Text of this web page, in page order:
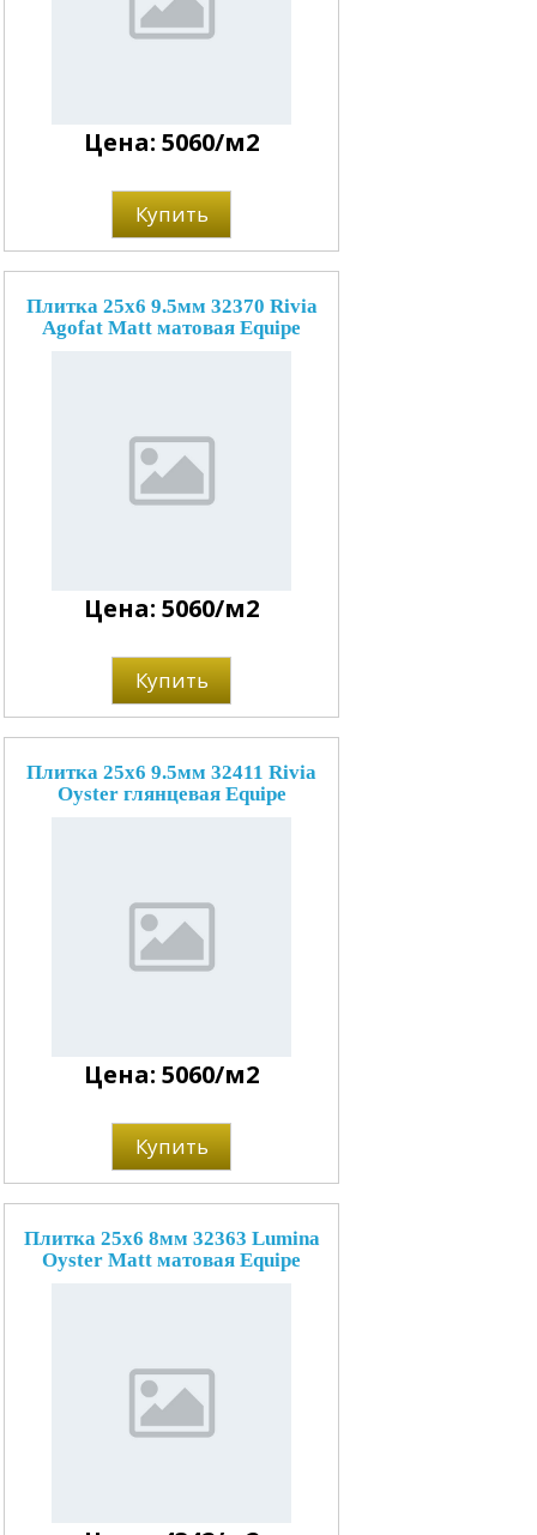
Цена: 5060/м2
Купить
Плитка 25x6 9.5мм 32370 Rivia
Agofat Matt матовая Equipe
Цена: 5060/м2
Купить
Плитка 25x6 9.5мм 32411 Rivia
Oyster глянцевая Equipe
Цена: 5060/м2
Купить
Плитка 25x6 8мм 32363 Lumina
Oyster Matt матовая Equipe